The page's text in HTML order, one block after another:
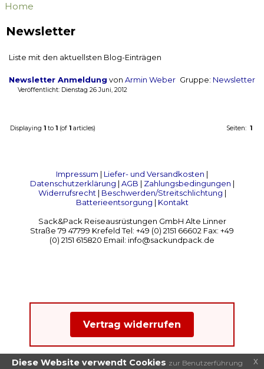
Home
Newsletter
Liste mit den aktuellsten Blog-Einträgen
Newsletter Anmeldung von Armin Weber Gruppe: Newsletter
Veröffentlicht: Dienstag 26 Juni, 2012
Displaying 1 to 1 (of 1 articles) Seiten: 1
Impressum | Liefer- und Versandkosten |
Datenschutzerklärung | AGB | Zahlungsbedingungen |
Widerrufsrecht| Beschwerden/Streitschlichtung |
Batterieentsorgung | Kontakt
Sack&Pack Reiseausrüstungen GmbH Alte Linner
Straße 79 47799 Krefeld Tel: +49 (0) 2151 66602 Fax: +49
(0) 2151 615820 Email: info@sackundpack.de
Vertrag widerrufen
Diese Website verwendt Cookies zur Benutzerführung
x